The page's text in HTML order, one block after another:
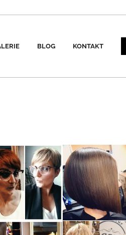
BLOG KONTAKT